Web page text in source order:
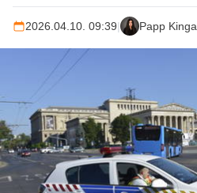
2026.04.10. 09:39| Papp Kinga